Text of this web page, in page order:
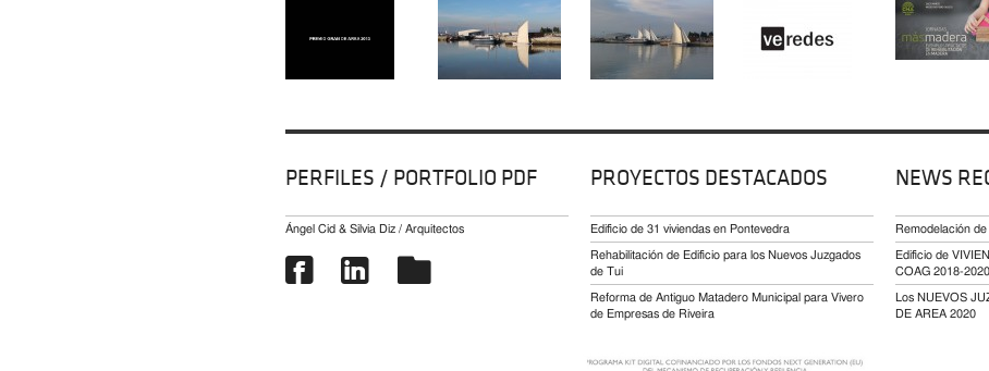
PERFILES / PORTFOLIO PDF
Ángel Cid & Silvia Diz / Arquitectos
PROYECTOS DESTACADOS
Edificio de 31 viviendas en Pontevedra
Rehabilitación de Edificio para los Nuevos Juzgados
de Tui
Reforma de Antiguo Matadero Municipal para Vivero
de Empresas de Riveira
NEWS
Remodelación
Edificio de
COAG 2018-2020
Los NUEVOS
DE AREA 2020